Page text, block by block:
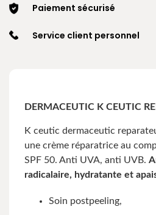
Paiement sécurisé
Service client personnel
DERMACEUTIC K CEUTIC
K ceutic dermaceutic
une crème réparatrice au
SPF 50. Anti UVA, anti UVB.
radicalaire, hydratante et
Soin postpeeling,